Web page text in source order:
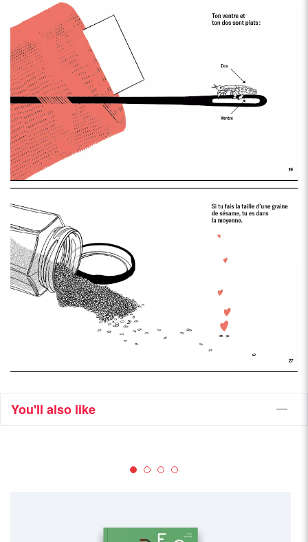
You'll also like